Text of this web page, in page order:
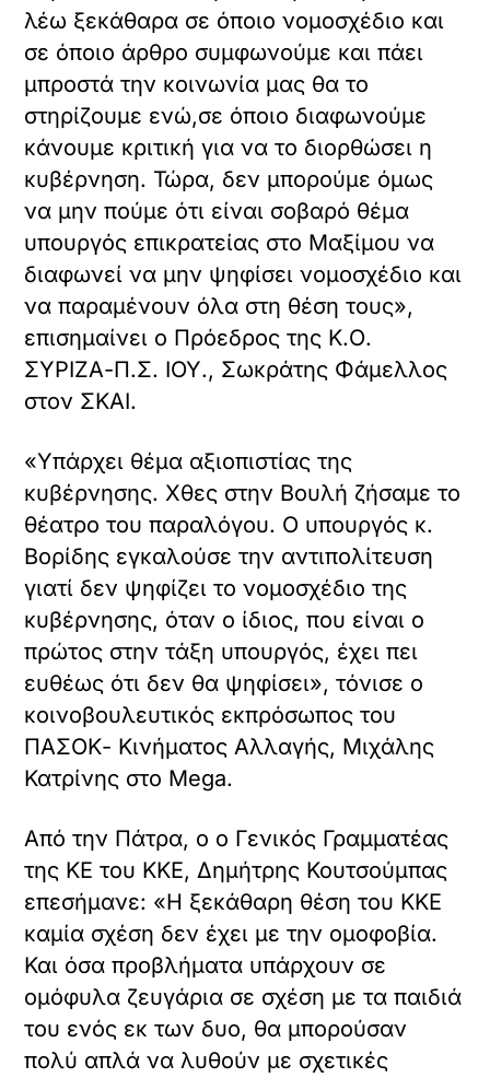
λέω ξεκάθαρα σε όποιο νομοσχέδιο και
σε όποιο άρθρο συμφωνούμε και πάει
μπροστά την κοινωνία μας θα το
στηρίζουμε ενώ,σε όποιο διαφωνούμε
κάνουμε κριτική για να το διορθώσει η
κυβέρνηση. Τώρα, δεν μπορούμε όμως
να μην πούμε ότι είναι σοβαρό θέμα
υπουργός επικρατείας στο Μαξίμου να
διαφωνεί να μην ψηφίσει νομοσχέδιο και
να παραμένουν όλα στη θέση τους»,
επισημαίνει ο Πρόεδρος της Κ.Ο.
ΣΥΡΙΖΑ-Π.Σ. ΙΟΥ., Σωκράτης Φάμελλος
στον ΣΚΑΙ.
«Υπάρχει θέμα αξιοπιστίας της
κυβέρνησης. Xθες στην Βουλή ζήσαμε το
θέατρο του παραλόγου. O υπουργός κ.
Βορίδης εγκαλούσε την αντιπολίτευση
γιατί δεν ψηφίζει το νομοσχέδιο της
κυβέρνησης, όταν ο ίδιος, που είναι ο
πρώτος στην τάξη υπουργός, έχει πει
ευθέως ότι δεν θα ψηφίσει», τόνισε ο
κοινοβουλευτικός εκπρόσωπος του
ΠΑΣΟΚ- Κινήματος Αλλαγής, Μιχάλης
Κατρίνης στο Mega.
Aπό την Πάτρα, ο ο Γενικός Γραμματέας
της ΚΕ του ΚΚΕ, Δημήτρης Κουτσούμπας
επεσήμανε: «Η ξεκάθαρη θέση του ΚΚΕ
καμία σχέση δεν έχει με την ομοφοβία.
Και όσα προβλήματα υπάρχουν σε
ομόφυλα ζευγάρια σε σχέση με τα παιδιά
του ενός εκ των δυο, θα μπορούσαν
πολύ απλά να λυθούν με σχετικές